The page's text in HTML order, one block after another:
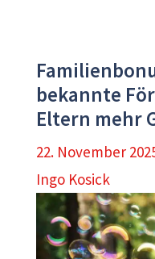
bekannte
Eltern mehr
22. November
Ingo Kosick